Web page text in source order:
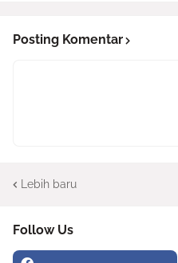
Posting Komentar
Lebih baru
Follow Us